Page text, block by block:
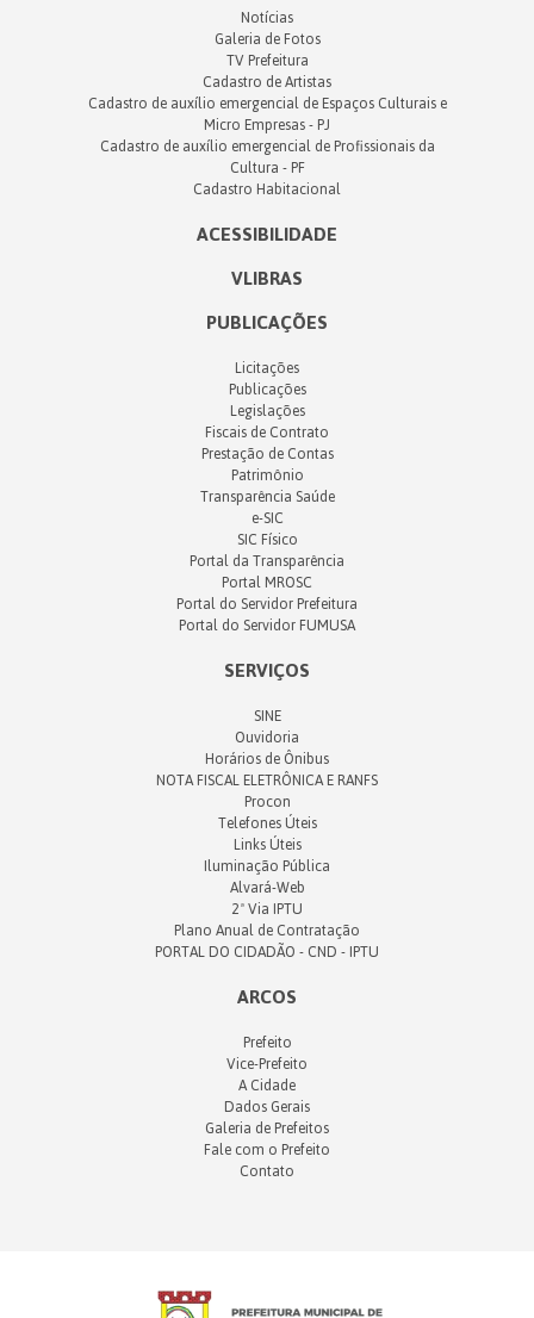
Notícias
Galeria de Fotos
TV Prefeitura
Cadastro de Artistas
Cadastro de auxílio emergencial de Espaços Culturais e
Micro Empresas - PJ
Cadastro de auxílio emergencial de Profissionais da
Cultura - PF
Cadastro Habitacional
ACESSIBILIDADE
VLIBRAS
PUBLICAÇÕES
Licitações
Publicações
Legislações
Fiscais de Contrato
Prestação de Contas
Patrimônio
Transparência Saúde
e-SIC
SIC Físico
Portal da Transparência
Portal MROSC
Portal do Servidor Prefeitura
Portal do Servidor FUMUSA
SERVIÇOS
SINE
Ouvidoria
Horários de Ônibus
NOTA FISCAL ELETRÔNICA E RANFS
Procon
Telefones Úteis
Links Úteis
Iluminação Pública
Alvará-Web
2ª Via IPTU
Plano Anual de Contratação
PORTAL DO CIDADÃO - CND - IPTU
ARCOS
Prefeito
Vice-Prefeito
A Cidade
Dados Gerais
Galeria de Prefeitos
Fale com o Prefeito
Contato